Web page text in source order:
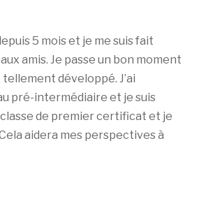
5 mois et je me suis fait
amis. Je passe un bon moment
tellement développé. J’ai
pré-intermédiaire et je suis
de premier certificat et je
aidera mes perspectives à